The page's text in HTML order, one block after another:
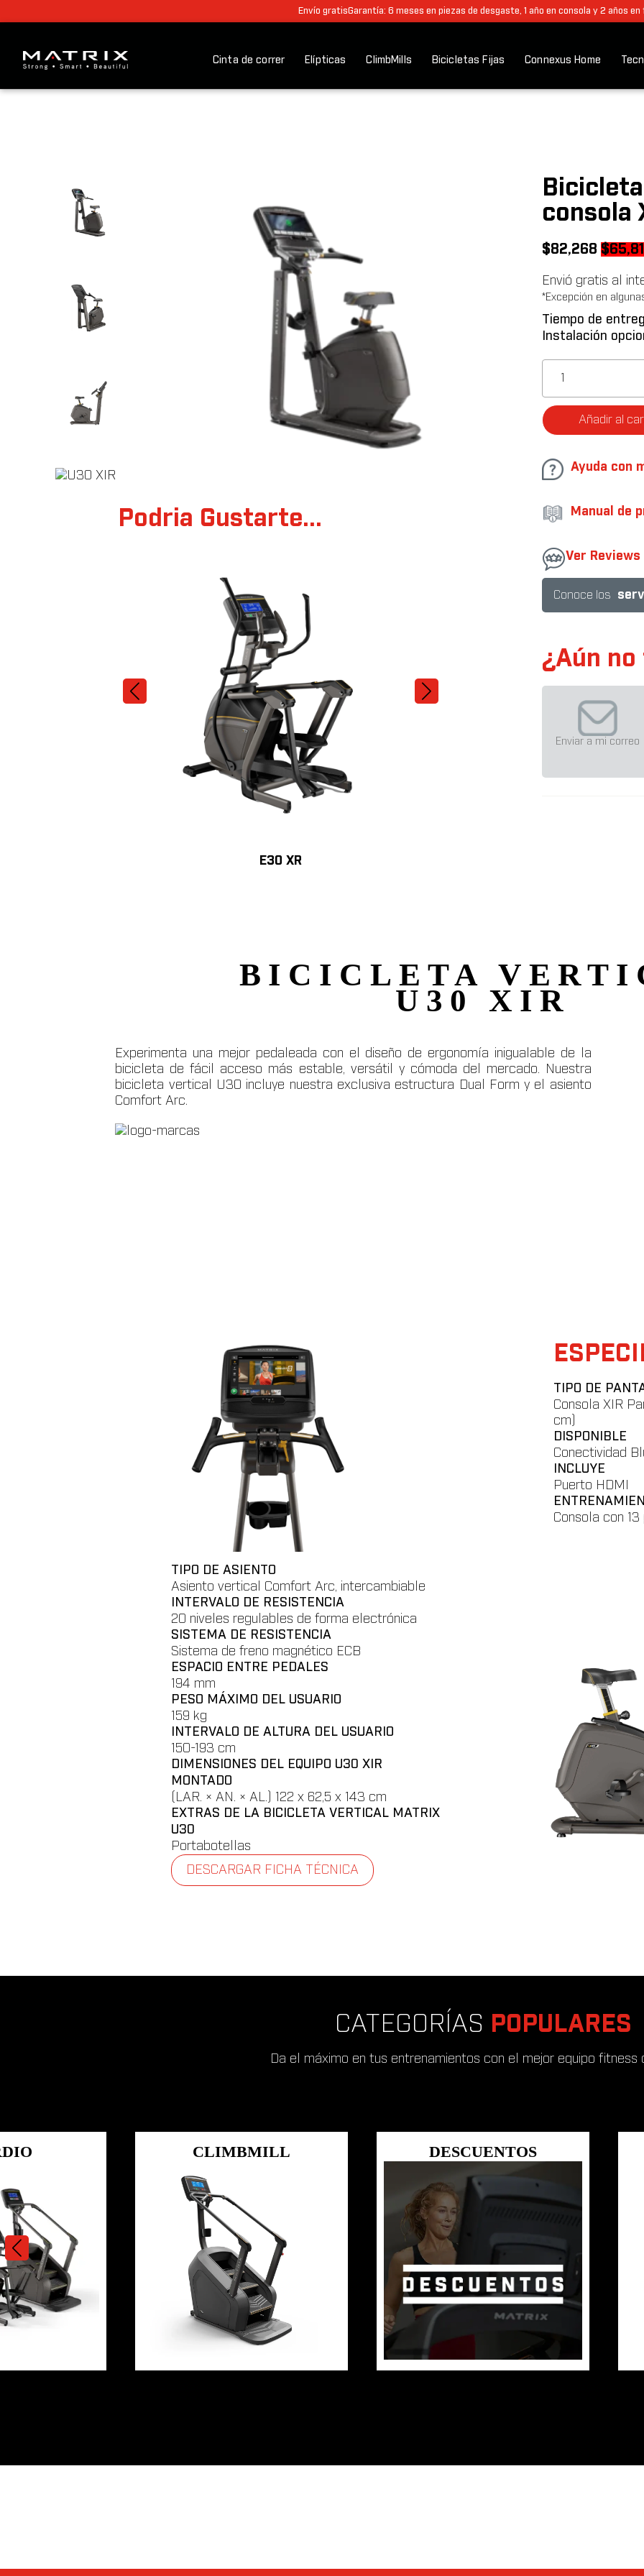
Envío gratisGarantía: 6 meses en piezas de desgaste, 1 año en consola y 2 años en
Cinta de correr Elípticas ClimbMills Bicicletas Fijas Connexus Home
Podria Gustarte...
E30 XR
consola
$82,268
was:
$
Envió gratis al
*Excepción en
Tiempo de
Instalación
Upright
U30
con
consola
cantidad
Añadir al
Ayuda con
Manual de
Ver Reviews
Conoce los
¿Aún
Enviar a mi correo
BICICLETA
U30 XIR
Experimenta una mejor pedaleada con el diseño de ergonomía inigualable de la
bicicleta de fácil acceso más estable, versátil y cómoda del mercado. Nuestra
bicicleta vertical U30 incluye nuestra exclusiva estructura Dual Form y el asiento
Comfort Arc.
TIPO DE
Consola XIR
cm)
DISPONIBLE
Conectividad
INCLUYE
Puerto HDMI
Consola con
TIPO DE ASIENTO
Asiento vertical Comfort Arc, intercambiable
INTERVALO DE RESISTENCIA
20 niveles regulables de forma electrónica⁣
SISTEMA DE RESISTENCIA
Sistema de freno magnético ECB
ESPACIO ENTRE PEDALES
194 mm
PESO MÁXIMO DEL USUARIO
159 kg
INTERVALO DE ALTURA DEL USUARIO
150-193 cm
DIMENSIONES DEL EQUIPO U30 XIR
MONTADO
(LAR. × AN. × AL.) 122 x 62,5 x 143 cm
EXTRAS DE LA BICICLETA VERTICAL MATRIX
U30
Portabotellas
DESCARGAR FICHA TÉCNICA
CATEGORÍAS POPULARES
Da el máximo en tus entrenamientos con el mejor equipo fitness
CLIMBMILL DESCUENTOS